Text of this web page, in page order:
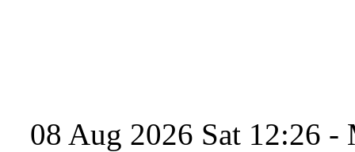
08 Aug 2026 Sat 12:26 -